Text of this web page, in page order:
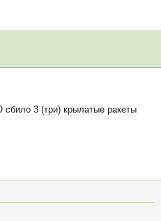
3 (три) крылатые ракеты